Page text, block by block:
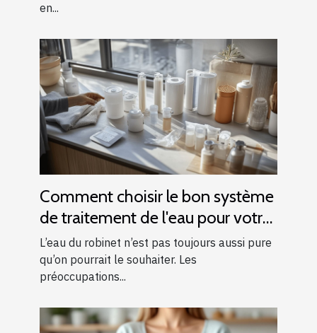
en...
Comment choisir le bon système
de traitement de l'eau pour votre
foyer
L’eau du robinet n’est pas toujours aussi pure
qu’on pourrait le souhaiter. Les
préoccupations...